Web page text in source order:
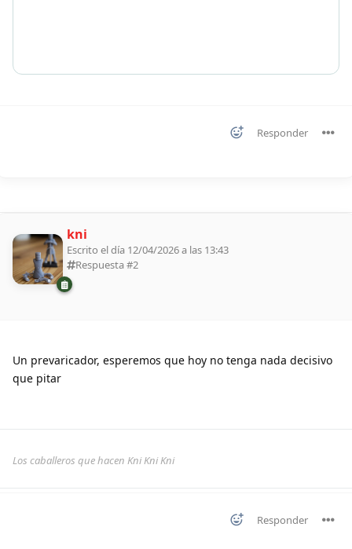
Responder
kni
Escrito el día 12/04/2026 a las 13:43
Respuesta #2
Un prevaricador, esperemos que hoy no tenga nada decisivo
que pitar
Los caballeros que hacen Kni Kni Kni
Responder